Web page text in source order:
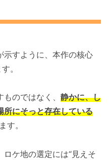
示すように、本作の核心
。
のではなく、 静かに、し
所にそっと存在している
す。
ケ地の選定には“見えそ